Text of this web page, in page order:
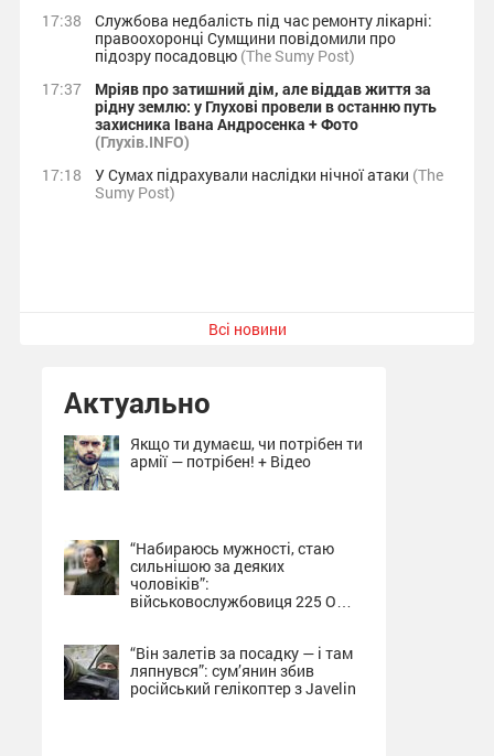
17:38
Службова недбалість під час ремонту лікарні:
правоохоронці Сумщини повідомили про
підозру посадовцю (The Sumy Post)
17:37
Мріяв про затишний дім, але віддав життя за
рідну землю: у Глухові провели в останню путь
захисника Івана Андросенка + Фото
(Глухів.INFO)
17:18
У Сумах підрахували наслідки нічної атаки (The
Sumy Post)
Всі новини
Актуально
Якщо ти думаєш, чи потрібен ти
армії — потрібен! + Відео
“Набираюсь мужності, стаю
сильнішою за деяких
чоловіків”:
військовослужбовиця 225 ОШП
“Він залетів за посадку — і там
ляпнувся”: сум’янин збив
російський гелікоптер з Javelin